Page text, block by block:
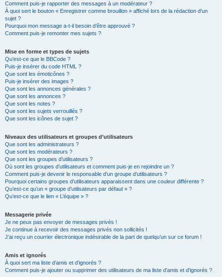
Comment puis-je rapporter des messages à un modérateur ?
À quoi sert le bouton « Enregistrer comme brouillon » affiché lors de la rédaction d’un
sujet ?
Pourquoi mon message a-t-il besoin d’être approuvé ?
Comment puis-je remonter mes sujets ?
Mise en forme et types de sujets
Qu’est-ce que le BBCode ?
Puis-je insérer du code HTML ?
Que sont les émoticônes ?
Puis-je insérer des images ?
Que sont les annonces générales ?
Que sont les annonces ?
Que sont les notes ?
Que sont les sujets verrouillés ?
Que sont les icônes de sujet ?
Niveaux des utilisateurs et groupes d’utilisateurs
Que sont les administrateurs ?
Que sont les modérateurs ?
Que sont les groupes d’utilisateurs ?
Où sont les groupes d’utilisateurs et comment puis-je en rejoindre un ?
Comment puis-je devenir le responsable d’un groupe d’utilisateurs ?
Pourquoi certains groupes d’utilisateurs apparaissent dans une couleur différente ?
Qu’est-ce qu’un « groupe d’utilisateurs par défaut » ?
Qu’est-ce que le lien « L’équipe » ?
Messagerie privée
Je ne peux pas envoyer de messages privés !
Je continue à recevoir des messages privés non sollicités !
J’ai reçu un courrier électronique indésirable de la part de quelqu’un sur ce forum !
Amis et ignorés
À quoi sert ma liste d’amis et d’ignorés ?
Comment puis-je ajouter ou supprimer des utilisateurs de ma liste d’amis et d’ignorés ?